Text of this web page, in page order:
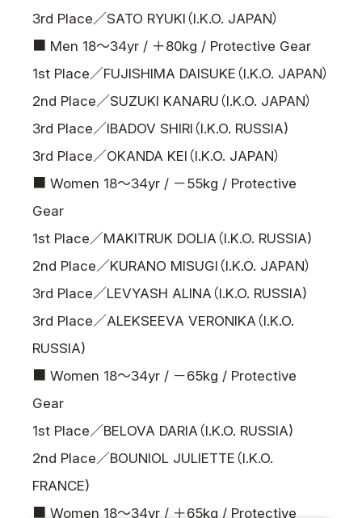
3rd Place／SATO RYUKI（I.K.O. JAPAN）
■ Men 18～34yr / ＋80kg / Protective Gear
1st Place／FUJISHIMA DAISUKE（I.K.O. JAPAN）
2nd Place／SUZUKI KANARU（I.K.O. JAPAN）
3rd Place／IBADOV SHIRI（I.K.O. RUSSIA)
3rd Place／OKANDA KEI（I.K.O. JAPAN）
■ Women 18～34yr / －55kg / Protective
Gear
1st Place／MAKITRUK DOLIA（I.K.O. RUSSIA)
2nd Place／KURANO MISUGI（I.K.O. JAPAN）
3rd Place／LEVYASH ALINA（I.K.O. RUSSIA)
3rd Place／ALEKSEEVA VERONIKA（I.K.O.
RUSSIA)
■ Women 18～34yr / －65kg / Protective
Gear
1st Place／BELOVA DARIA（I.K.O. RUSSIA)
2nd Place／BOUNIOL JULIETTE（I.K.O.
FRANCE)
■ Women 18～34yr / ＋65kg / Protective